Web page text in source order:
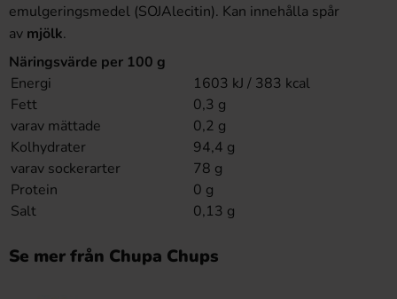
emulgeringsmedel (SOJAlecitin). Kan innehålla spår
av mjölk.
Näringsvärde per 100 g
Energi
1603 kJ / 383 kcal
Fett
0,3 g
varav mättade
0,2 g
Kolhydrater
94,4 g
varav sockerarter
78 g
Protein
0 g
Salt
0,13 g
Se mer från Chupa Chups